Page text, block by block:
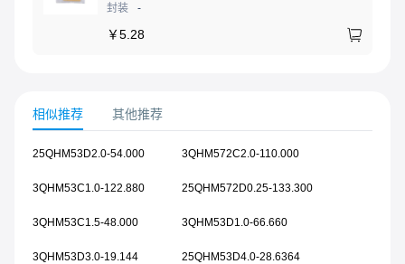
封装
-
￥5.28
相似推荐 其他推荐
25QHM53D2.0-54.000 3QHM572C2.0-110.000
3QHM53C1.0-122.880 25QHM572D0.25-133.300
3QHM53C1.5-48.000 3QHM53D1.0-66.660
3QHM53D3.0-19.144 25QHM53D4.0-28.6364